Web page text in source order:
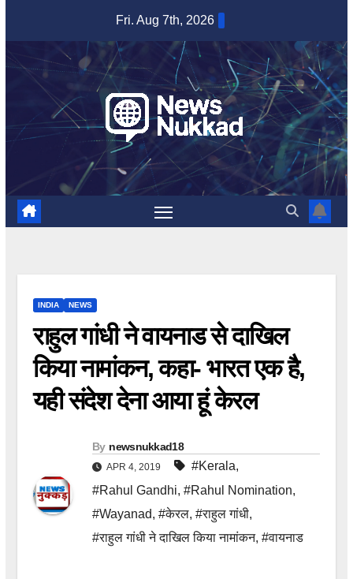
content
Fri. Aug 7th, 2026
INDIA NEWS
राहुल गांधी ने वायनाड से दाखिल
किया नामांकन, कहा- भारत एक है,
यही संदेश देना आया हूं केरल
By newsnukkad18
APR 4, 2019 #Kerala,
#Rahul Gandhi, #Rahul Nomination,
#Wayanad, #केरल, #राहुल गांधी,
#राहुल गांधी ने दाखिल किया नामांकन, #वायनाड